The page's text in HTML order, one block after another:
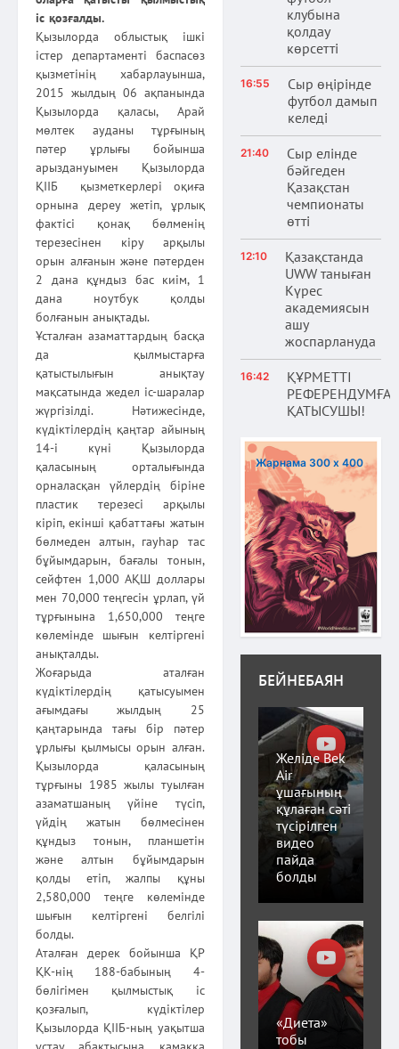
іс қозғалды.
Қызылорда облыстық ішкі
істер департаменті баспасөз
қызметінің хабарлауынша,
2015 жылдың 06 ақпанында
Қызылорда қаласы, Арай
мөлтек ауданы тұрғының
пәтер ұрлығы бойынша
арыздануымен Қызылорда
ҚІІБ қызметкерлері оқиға
орнына дереу жетіп, ұрлық
фактісі қонақ бөлменің
терезесінен кіру арқылы
орын алғанын және пәтерден
2 дана құндыз бас киім, 1
дана ноутбук қолды
болғанын анықтады.
Ұсталған азаматтардың басқа
да қылмыстарға
қатыстылығын анықтау
мақсатында жедел іс-шаралар
жүргізілді. Нәтижесінде,
күдіктілердің қаңтар айының
14-і күні Қызылорда
қаласының орталығында
орналасқан үйлердің біріне
пластик терезесі арқылы
кіріп, екінші қабаттағы жатын
бөлмеден алтын, гауһар тас
бұйымдарын, бағалы тонын,
сейфтен 1,000 АҚШ доллары
мен 70,000 теңгесін ұрлап, үй
тұрғынына 1,650,000 теңге
көлемінде шығын келтіргені
анықталды.
Жоғарыда аталған
күдіктілердің қатысуымен
ағымдағы жылдың 25
қаңтарында тағы бір пәтер
ұрлығы қылмысы орын алған.
Қызылорда қаласының
тұрғыны 1985 жылы туылған
азаматшаның үйіне түсіп,
үйдің жатын бөлмесінен
құндыз тонын, планшетін
және алтын бұйымдарын
қолды етіп, жалпы құны
2,580,000 теңге көлемінде
шығын келтіргені белгілі
болды.
Аталған дерек бойынша ҚР
ҚК-нің 188-бабының 4-
бөлігімен қылмыстық іс
қозғалып, күдіктілер
Қызылорда ҚІІБ-ның уақытша
клубына
қолдау
көрсетті
16:55
Сыр өңірінде
футбол дамып
келеді
21:40
Сыр елінде
бәйгеден
Қазақстан
чемпионаты
өтті
12:10
Қазақстанда
UWW таныған
Күрес
академиясын
ашу
жоспарлануда
16:42
ҚҰРМЕТТІ
РЕФЕРЕНДУМҒА
ҚАТЫСУШЫ!
Жарнама 300 х 400
БЕЙНЕБАЯН
Желіде Bek
Air
ұшағының
құлаған сәті
түсірілген
видео
пайда
болды
«Диета»
тобы